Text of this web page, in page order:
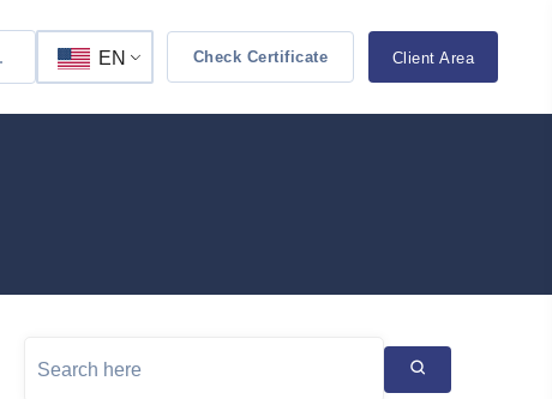
EN Check Certificate Client Area